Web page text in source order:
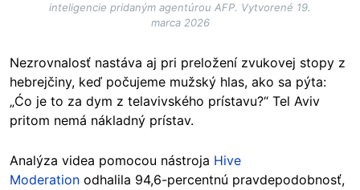
inteligencie pridaným agentúrou AFP. Vytvorené 19.
marca 2026
Nezrovnalosť nastáva aj pri preložení zvukovej stopy z
hebrejčiny, keď počujeme mužský hlas, ako sa pýta:
„Ćo je to za dym z telavivského prístavu?“ Tel Aviv
pritom nemá nákladný prístav.
Analýza videa pomocou nástroja Hive
Moderation odhalila 94,6-percentnú pravdepodobnosť,